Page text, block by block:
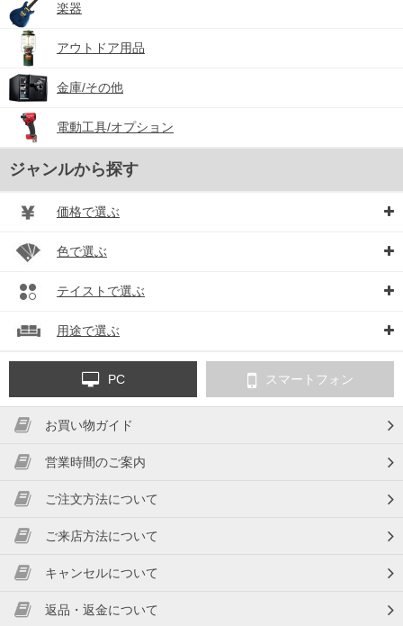
楽器
アウトドア用品
金庫/その他
電動工具/オプション
ジャンルから探す
価格で選ぶ
色で選ぶ
テイストで選ぶ
用途で選ぶ
PC スマートフォン
お買い物ガイド
営業時間のご案内
ご注文方法について
ご来店方法について
キャンセルについて
返品・返金について